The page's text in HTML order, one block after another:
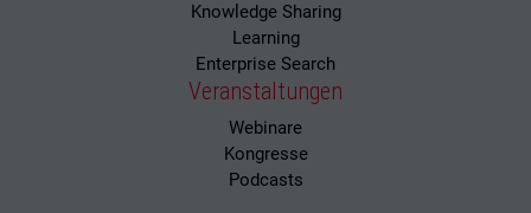
Knowledge Sharing
Learning
Enterprise Search
Veranstaltungen
Webinare
Kongresse
Podcasts